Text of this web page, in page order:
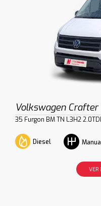
Volkswagen Crafter
35 Furgon BM TN L3H2
Diesel
VER